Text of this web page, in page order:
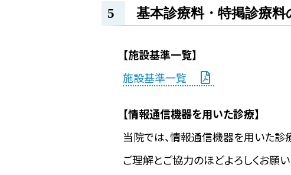
基本診療料・特掲診療
【施設基準一覧】
施設基準一覧
【情報通信機器を用いた診療】
当院では、情報通信機器を用いた診
ご理解とご協力のほどよろしくお願い